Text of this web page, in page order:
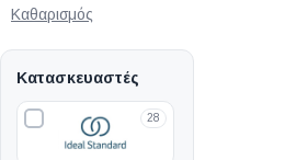
Καθαρισμός
Κατασκευαστές
28